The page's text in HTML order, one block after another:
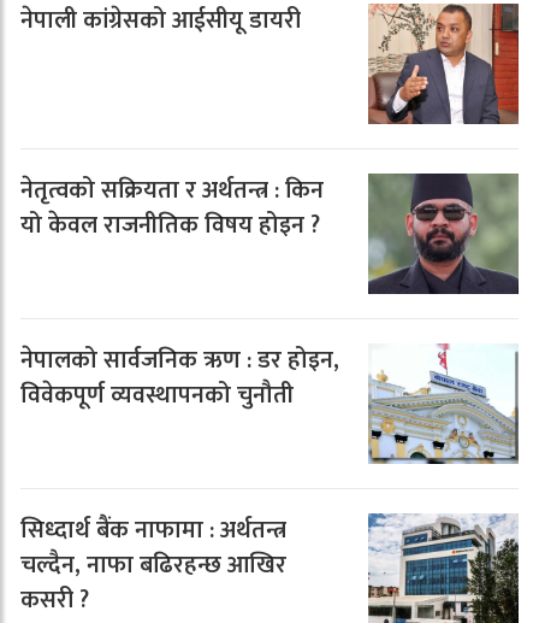
नेपाली कांग्रेसको आईसीयू डायरी
नेतृत्वको सक्रियता र अर्थतन्त्र : किन
यो केवल राजनीतिक विषय होइन ?
नेपालको सार्वजनिक ऋण : डर होइन,
विवेकपूर्ण व्यवस्थापनको चुनौती
सिध्दार्थ बैंक नाफामा : अर्थतन्त्र
चल्दैन, नाफा बढिरहन्छ आखिर
कसरी ?